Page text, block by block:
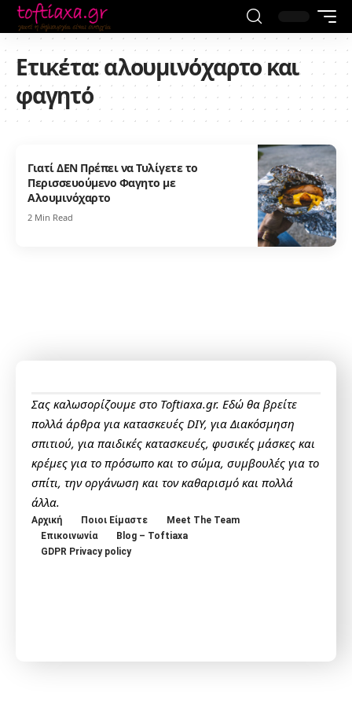
Ετικέτα:αλουμινόχαρτο και
φαγητό
Γιατί ΔΕΝ Πρέπει να Τυλίγετε το
Περισσευούμενο Φαγητο με
Αλουμινόχαρτο
2 Min Read
Σας καλωσορίζουμε στο Toftiaxa.gr. Εδώ θα βρείτε
πολλά άρθρα για κατασκευές DIY, για Διακόσμηση
σπιτιού, για παιδικές κατασκευές, φυσικές μάσκες και
κρέμες για το πρόσωπο και το σώμα, συμβουλές για το
σπίτι, την οργάνωση και τον καθαρισμό και πολλά
άλλα.
Αρχική Ποιοι Είμαστε
Meet The Team
Επικοινωνία
Blog – Toftiaxa
GDPR Privacy policy